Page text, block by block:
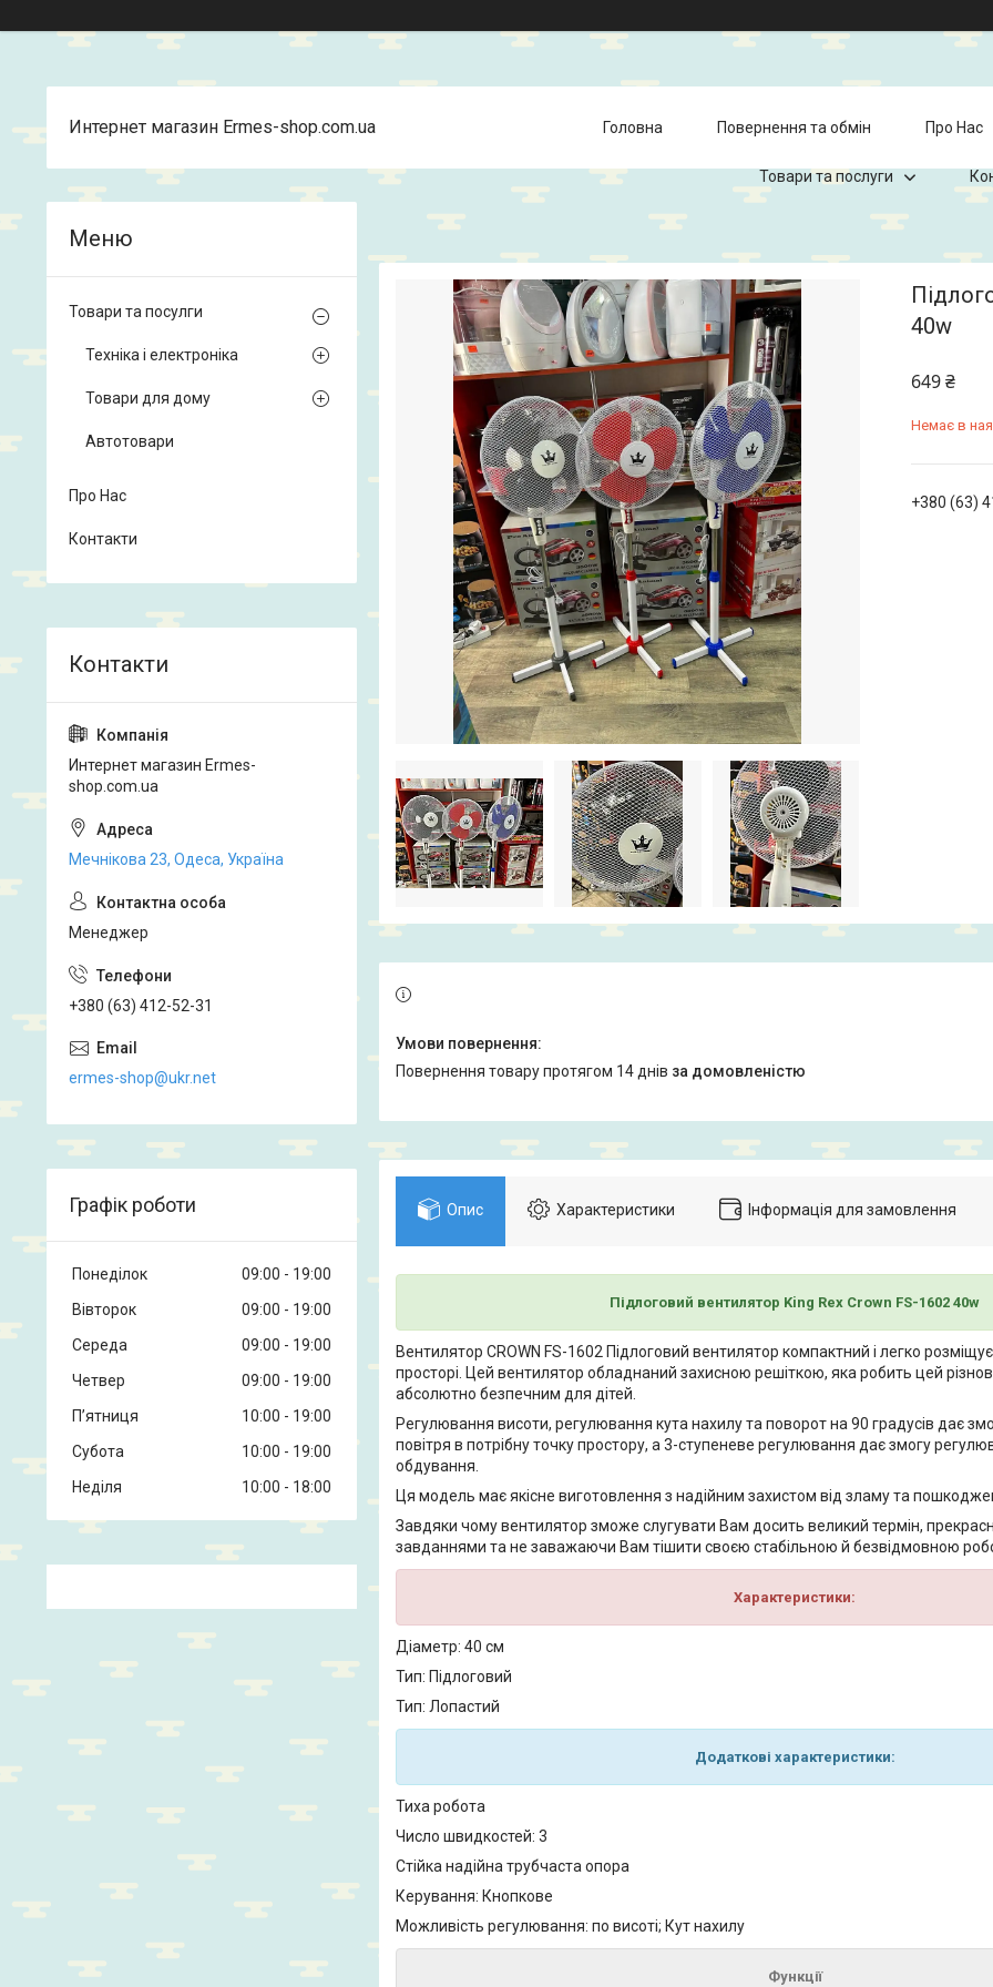
Интернет магазин Ermes-shop.com.ua Головна Повернення та обмін Про Нас
Товари та послуги
40w
649 ₴
Немає в
+380 (63)
повернення товару протягом 14 днів за домовленістю
Опис Характеристики Інформація для замовлення
Підлоговий вентилятор King Rex Crown FS-1602 40w
Вентилятор CROWN FS-1602 Підлоговий вентилятор компактний і легко
просторі. Цей вентилятор обладнаний захисною решіткою, яка робить цей
абсолютно безпечним для дітей.
Регулювання висоти, регулювання кута нахилу та поворот на 90 градусів дає
повітря в потрібну точку простору, а 3-ступеневе регулювання дає змогу
обдування.
Ця модель має якісне виготовлення з надійним захистом від зламу та
Завдяки чому вентилятор зможе слугувати Вам досить великий термін,
завданнями та не заважаючи Вам тішити своєю стабільною й безвідмовною
Характеристики:
Діаметр: 40 см
Тип: Підлоговий
Тип: Лопастий
Додаткові характеристики:
Тиха робота
Число швидкостей: 3
Стійка надійна трубчаста опора
Керування: Кнопкове
Можливість регулювання: по висоті; Кут нахилу
Функції
Товари та посулги
Техніка і електроніка
Товари для дому
Автотовари
Про Нас
Контакти
Интернет магазин Ermes-
shop.com.ua
Мечнікова 23, Одеса, Україна
Менеджер
+380 (63) 412-52-31
ermes-shop@ukr.net
Графік роботи
Понеділок 09:00
19:00
Вівторок
09:00
19:00
Середа
09:00
19:00
Четвер
09:00
19:00
Пʼятниця
10:00
19:00
Субота
10:00
19:00
Неділя
10:00 18:00